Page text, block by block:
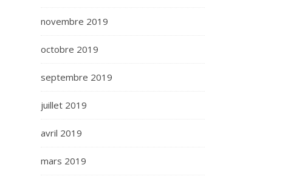
novembre 2019
octobre 2019
septembre 2019
juillet 2019
avril 2019
mars 2019